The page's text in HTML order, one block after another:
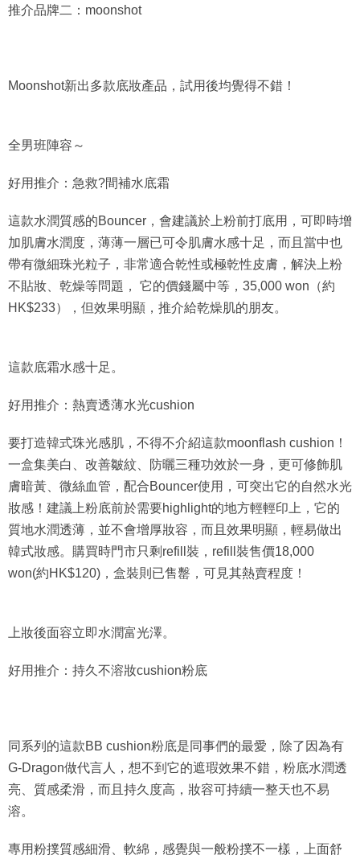
推介品牌二：moonshot
Moonshot新出多款底妝產品，試用後均覺得不錯！
全男班陣容～
好用推介：急救?間補水底霜
這款水潤質感的Bouncer，會建議於上粉前打底用，可即時增
加肌膚水潤度，薄薄一層已可令肌膚水感十足，而且當中也
帶有微細珠光粒子，非常適合乾性或極乾性皮膚，解決上粉
不貼妝、乾燥等問題， 它的價錢屬中等，35,000 won（約
HK$233），但效果明顯，推介給乾燥肌的朋友。
這款底霜水感十足。
好用推介：熱賣透薄水光cushion
要打造韓式珠光感肌，不得不介紹這款moonflash cushion！
一盒集美白、改善皺紋、防曬三種功效於一身，更可修飾肌
膚暗黃、微絲血管，配合Bouncer使用，可突出它的自然水光
妝感！建議上粉底前於需要highlight的地方輕輕印上，它的
質地水潤透薄，並不會增厚妝容，而且效果明顯，輕易做出
韓式妝感。購買時門市只剩refill裝，refill裝售價18,000
won(約HK$120)，盒裝則已售罊，可見其熱賣程度！
上妝後面容立即水潤富光澤。
好用推介：持久不溶妝cushion粉底
同系列的這款BB cushion粉底是同事們的最愛，除了因為有
G-Dragon做代言人，想不到它的遮瑕效果不錯，粉底水潤透
亮、質感柔滑，而且持久度高，妝容可持續一整天也不易
溶。
專用粉撲質感細滑、軟綿，感覺與一般粉撲不一樣，上面舒